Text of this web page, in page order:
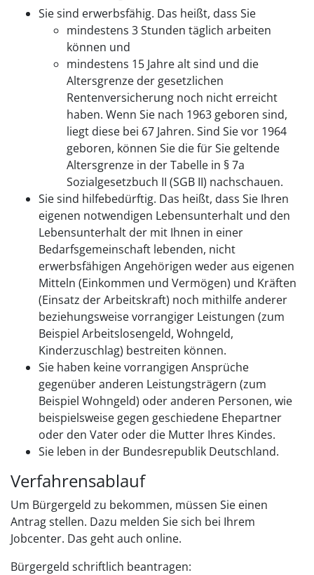
Sie sind erwerbsfähig. Das heißt, dass Sie
mindestens 3 Stunden täglich arbeiten
können und
mindestens 15 Jahre alt sind und die
Altersgrenze der gesetzlichen
Rentenversicherung noch nicht erreicht
haben. Wenn Sie nach 1963 geboren sind,
liegt diese bei 67 Jahren. Sind Sie vor 1964
geboren, können Sie die für Sie geltende
Altersgrenze in der Tabelle in § 7a
Sozialgesetzbuch II (SGB II) nachschauen.
Sie sind hilfebedürftig. Das heißt, dass Sie Ihren
eigenen notwendigen Lebensunterhalt und den
Lebensunterhalt der mit Ihnen in einer
Bedarfsgemeinschaft lebenden, nicht
erwerbsfähigen Angehörigen weder aus eigenen
Mitteln (Einkommen und Vermögen) und Kräften
(Einsatz der Arbeitskraft) noch mithilfe anderer
beziehungsweise vorrangiger Leistungen (zum
Beispiel Arbeitslosengeld, Wohngeld,
Kinderzuschlag) bestreiten können.
Sie haben keine vorrangigen Ansprüche
gegenüber anderen Leistungsträgern (zum
Beispiel Wohngeld) oder anderen Personen, wie
beispielsweise gegen geschiedene Ehepartner
oder den Vater oder die Mutter Ihres Kindes.
Sie leben in der Bundesrepublik Deutschland.
Verfahrensablauf
Um Bürgergeld zu bekommen, müssen Sie einen
Antrag stellen. Dazu melden Sie sich bei Ihrem
Jobcenter. Das geht auch online.
Bürgergeld schriftlich beantragen: